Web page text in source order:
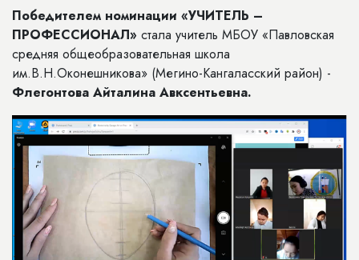
Победителем номинации «УЧИТЕЛЬ –
ПРОФЕССИОНАЛ» стала учитель МБОУ «Павловская
средняя общеобразовательная школа
им.В.Н.Оконешникова» (Мегино-Кангаласский район) -
Флегонтова Айталина Авксентьевна.